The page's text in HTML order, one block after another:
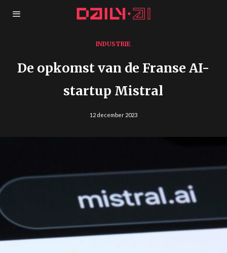
INDUSTRIE
De opkomst van de Franse AI-
startup Mistral
12 december 2023